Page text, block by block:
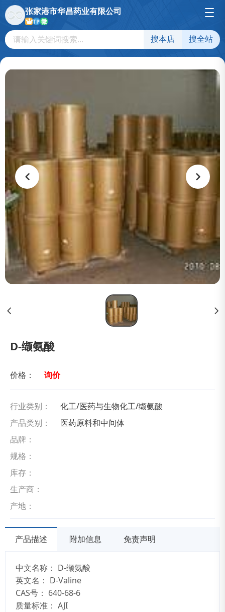
张家港市华昌药业有限公司
TP微
搜本店 搜全站
D-缬氨酸
价格： 询价
行业类别：
化工/医药与生物化工/缬氨酸
产品类别：
医药原料和中间体
品牌：
规格：
库存：
生产商：
产地：
产品描述 附加信息 免责声明
中文名称： D-缬氨酸
英文名： D-Valine
CAS号： 640-68-6
质量标准： AJI